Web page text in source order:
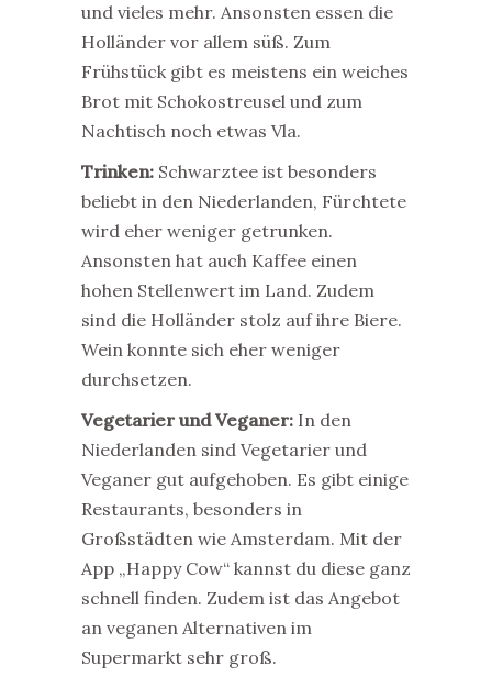
und vieles mehr. Ansonsten essen die
Holländer vor allem süß. Zum
Frühstück gibt es meistens ein weiches
Brot mit Schokostreusel und zum
Nachtisch noch etwas Vla.
Trinken: Schwarztee ist besonders
beliebt in den Niederlanden, Fürchtete
wird eher weniger getrunken.
Ansonsten hat auch Kaffee einen
hohen Stellenwert im Land. Zudem
sind die Holländer stolz auf ihre Biere.
Wein konnte sich eher weniger
durchsetzen.
Vegetarier und Veganer: In den
Niederlanden sind Vegetarier und
Veganer gut aufgehoben. Es gibt einige
Restaurants, besonders in
Großstädten wie Amsterdam. Mit der
App „Happy Cow“ kannst du diese ganz
schnell finden. Zudem ist das Angebot
an veganen Alternativen im
Supermarkt sehr groß.